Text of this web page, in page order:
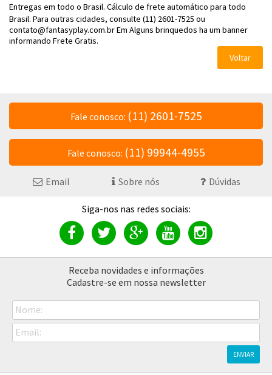
Entregas em todo o Brasil. Cálculo de frete automático para todo
Brasil. Para outras cidades, consulte (11) 2601-7525 ou
contato@fantasyplay.com.br Em Alguns brinquedos ha um banner
informando Frete Gratis.
Fale conosco: (11) 2601-7525
Fale conosco: (11) 99944-4955
Email Sobre nós Dúvidas
Receba novidades e informações
Cadastre-se em nossa newsletter
Nome:
Email:
ENVIAR